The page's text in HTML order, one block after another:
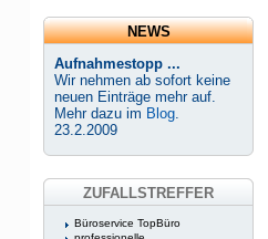
NEWS
Aufnahmestopp ...
Wir nehmen ab sofort keine
neuen Einträge mehr auf.
Mehr dazu im Blog.
23.2.2009
ZUFALLSTREFFER
Büroservice TopBüro